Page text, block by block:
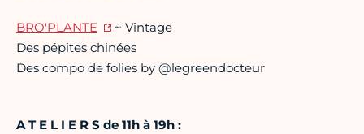
BRO'PLANTE
~ Vintage
Des pépites chinées
Des compo de folies by @legreendocteur
A T E L I E R S de 11h à 19h :